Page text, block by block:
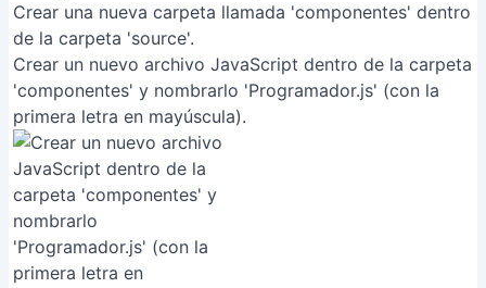
Crear una nueva carpeta llamada 'componentes' dentro
de la carpeta 'source'.
Crear un nuevo archivo JavaScript dentro de la carpeta
'componentes' y nombrarlo 'Programador.js' (con la
primera letra en mayúscula).